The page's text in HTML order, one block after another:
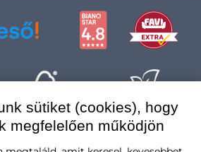
sütiket (cookies), hogy
megfelelően működjön